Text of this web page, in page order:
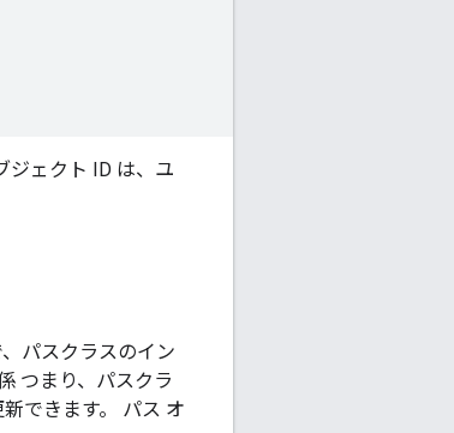
ジェクト ID は、ユ
パスクラスのイン
つまり、パスクラ
できます。 パス オ